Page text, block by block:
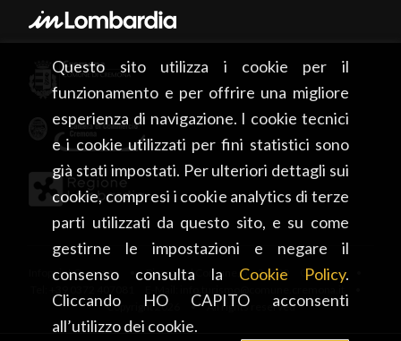
Questo sito utilizza i cookie per il
funzionamento e per offrire una migliore
esperienza di navigazione. I cookie tecnici
e i cookie utilizzati per fini statistici sono
già stati impostati. Per ulteriori dettagli sui
cookie, compresi i cookie analytics di terze
parti utilizzati da questo sito, e su come
gestirne le impostazioni e negare il
consenso consulta la Cookie Policy.
Cliccando HO CAPITO acconsenti
all’utilizzo dei cookie.
Infopoint Cremona • Piazza del Comune, 5 – 26100 Cremona •
Copyright 2026 • All rights reserved